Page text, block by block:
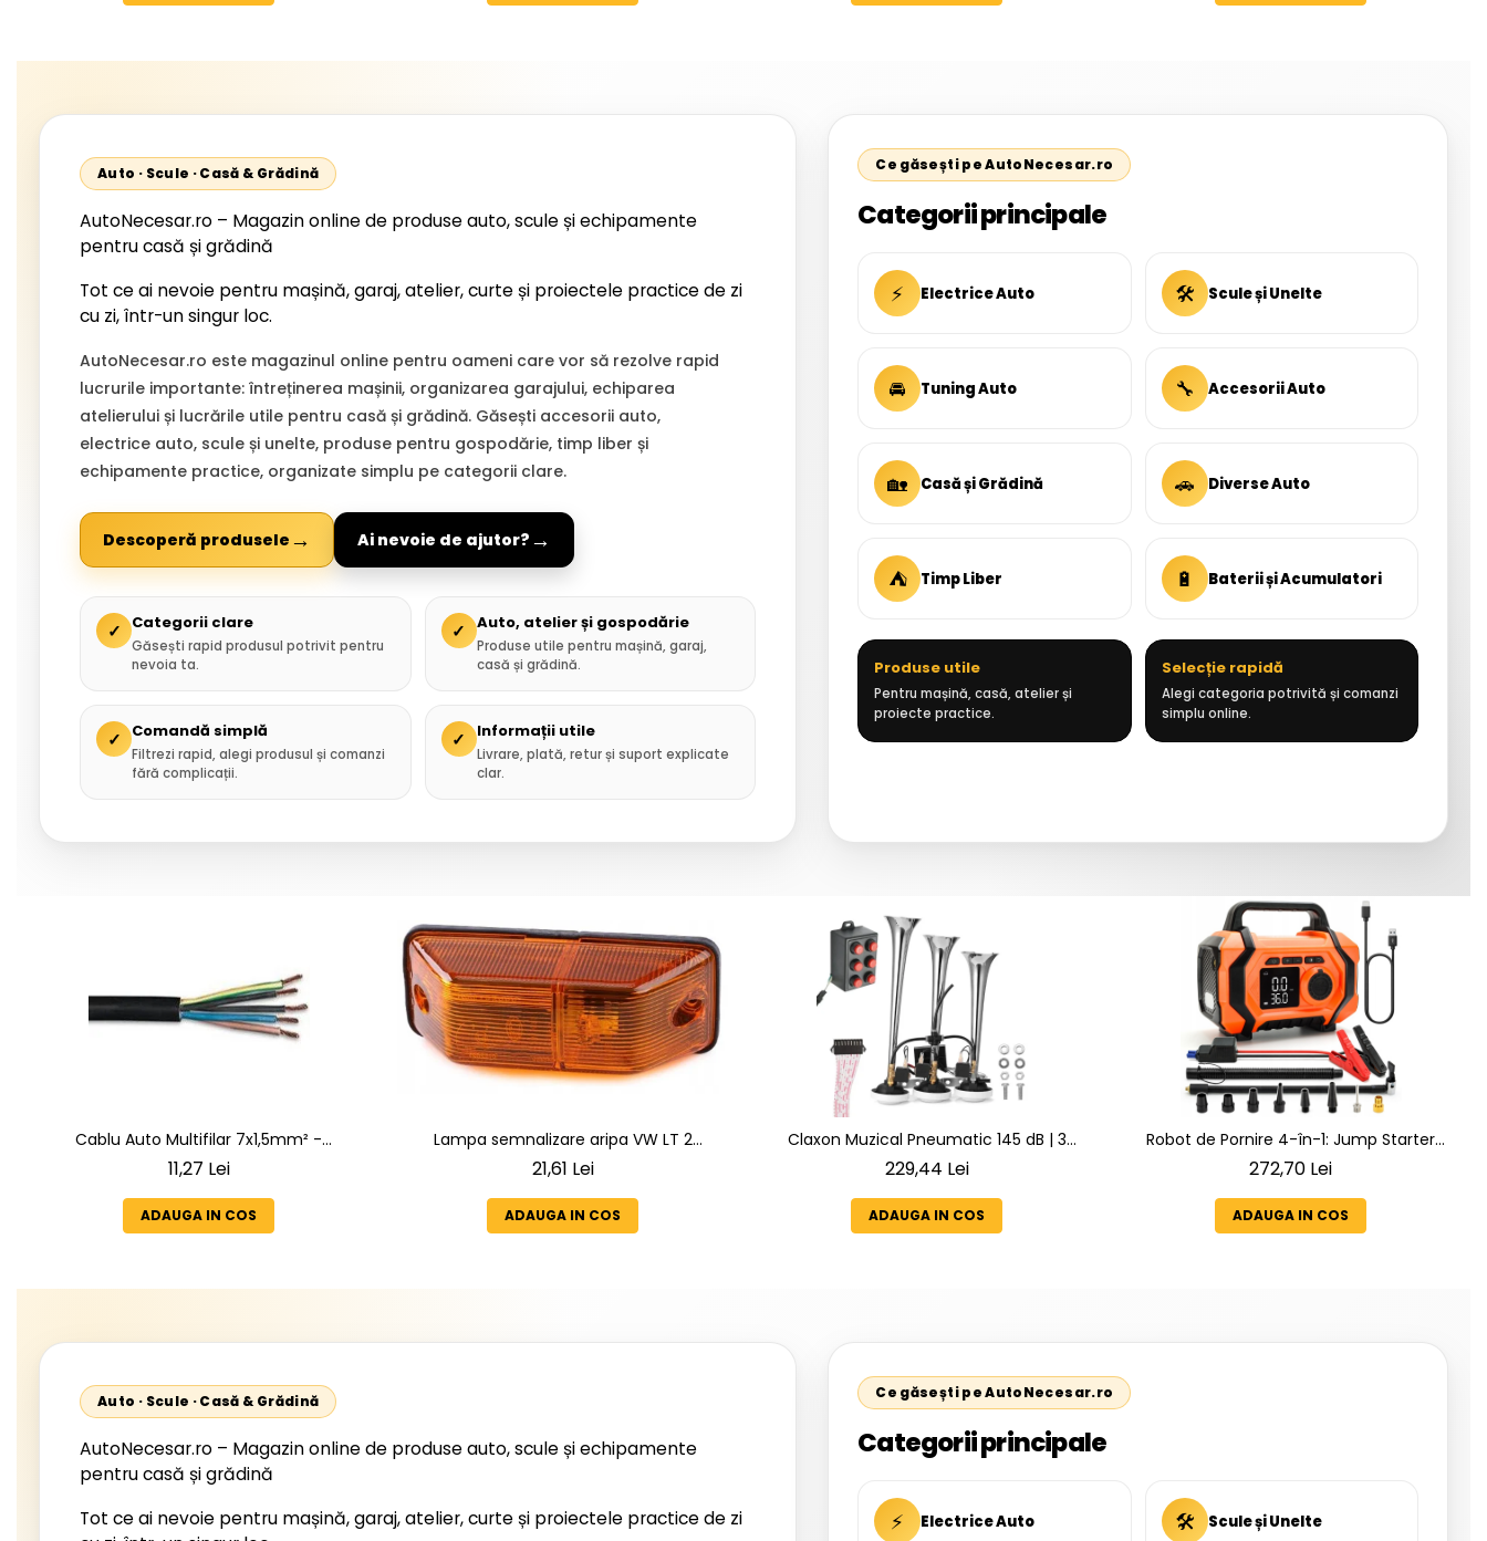
Auto · Scule · Casă & Grădină
AutoNecesar.ro – Magazin online de produse auto, scule și echipamente
pentru casă și grădină
Tot ce ai nevoie pentru mașină, garaj, atelier, curte și proiectele practice de zi
cu zi, într-un singur loc.
AutoNecesar.ro este magazinul online pentru oameni care vor să rezolve rapid
lucrurile importante: întreținerea mașinii, organizarea garajului, echiparea
atelierului și lucrările utile pentru casă și grădină. Găsești accesorii auto,
electrice auto, scule și unelte, produse pentru gospodărie, timp liber și
echipamente practice, organizate simplu pe categorii clare.
Descoperă produsele → Ai nevoie de ajutor? →
✓ Categorii clare
Găsești rapid produsul potrivit pentru
nevoia ta.
✓ Auto, atelier și gospodărie
Produse utile pentru mașină, garaj,
casă și grădină.
✓ Comandă simplă
Filtrezi rapid, alegi produsul și comanzi
fără complicații.
✓ Informații utile
Livrare, plată, retur și suport explicate
clar.
Ce găsești pe AutoNecesar.ro
Categorii principale
⚡ Electrice Auto 🛠 Scule și Unelte
🚘 Tuning Auto 🔧 Accesorii Auto
🏡 Casă și Grădină 🚗 Diverse Auto
⛺ Timp Liber 🔋 Baterii și Acumulatori
Produse utile
Pentru mașină, casă, atelier și
proiecte practice.
Selecție rapidă
Alegi categoria potrivită și comanzi
simplu online.
Cablu Auto Multifilar 7x1,5mm² -
Rezistent și Flexibil pentru Remorci 12V-
11,27 Lei
ADAUGA IN COS
Lampa semnalizare aripa VW LT 2
05.1996-12.2005 ; Mercedes Sprinter 1995-
Unimog 1949-; Neoplan Euroliner,
Starliner,Centroliner, Cityliner;
21,61 Lei
ADAUGA IN COS
Claxon Muzical Pneumatic 145 dB | 3
Goarne Cromate Premium | 6 Melodii
229,44 Lei
ADAUGA IN COS
Robot de Pornire 4-în-1: Jump Starter
6000A + Compresor Digital + Powerbank
272,70 Lei
ADAUGA IN COS
Auto · Scule · Casă & Grădină
AutoNecesar.ro – Magazin online de produse auto, scule și echipamente
pentru casă și grădină
Tot ce ai nevoie pentru mașină, garaj, atelier, curte și proiectele practice de zi
Ce găsești pe AutoNecesar.ro
Categorii principale
⚡ Electrice Auto 🛠 Scule și Unelte